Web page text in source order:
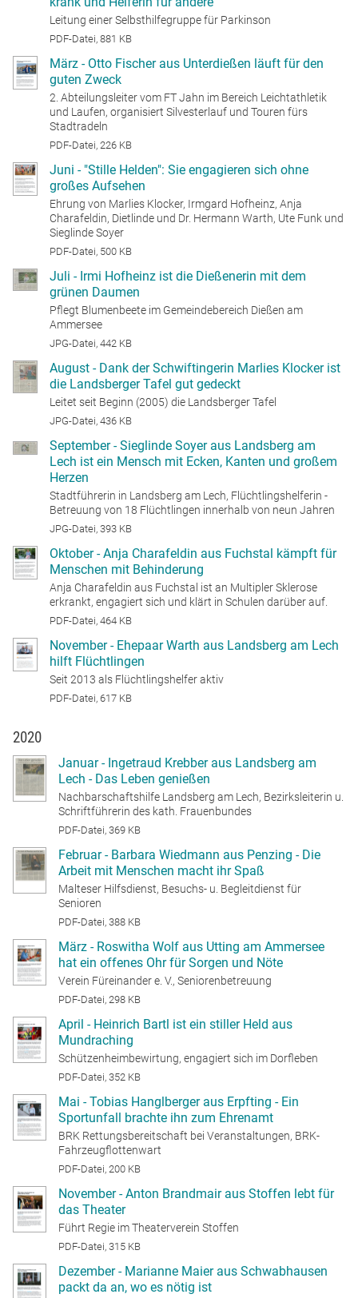
Leitung einer Selbsthilfegruppe für Parkinson
PDF-Datei, 881 KB
März - Otto Fischer aus Unterdießen läuft für den
guten Zweck
2. Abteilungsleiter vom FT Jahn im Bereich Leichtathletik
und Laufen, organisiert Silvesterlauf und Touren fürs
Stadtradeln
PDF-Datei, 226 KB
Juni - "Stille Helden": Sie engagieren sich ohne
großes Aufsehen
Ehrung von Marlies Klocker, Irmgard Hofheinz, Anja
Charafeldin, Dietlinde und Dr. Hermann Warth, Ute Funk und
Sieglinde Soyer
PDF-Datei, 500 KB
Juli - Irmi Hofheinz ist die Dießenerin mit dem
grünen Daumen
Pflegt Blumenbeete im Gemeindebereich Dießen am
Ammersee
JPG-Datei, 442 KB
August - Dank der Schwiftingerin Marlies Klocker ist
die Landsberger Tafel gut gedeckt
Leitet seit Beginn (2005) die Landsberger Tafel
JPG-Datei, 436 KB
September - Sieglinde Soyer aus Landsberg am
Lech ist ein Mensch mit Ecken, Kanten und großem
Herzen
Stadtführerin in Landsberg am Lech, Flüchtlingshelferin -
Betreuung von 18 Flüchtlingen innerhalb von neun Jahren
JPG-Datei, 393 KB
Oktober - Anja Charafeldin aus Fuchstal kämpft für
Menschen mit Behinderung
Anja Charafeldin aus Fuchstal ist an Multipler Sklerose
erkrankt, engagiert sich und klärt in Schulen darüber auf.
PDF-Datei, 464 KB
November - Ehepaar Warth aus Landsberg am Lech
hilft Flüchtlingen
Seit 2013 als Flüchtlingshelfer aktiv
PDF-Datei, 617 KB
2020
Januar - Ingetraud Krebber aus Landsberg am
Lech - Das Leben genießen
Nachbarschaftshilfe Landsberg am Lech, Bezirksleiterin u.
Schriftführerin des kath. Frauenbundes
PDF-Datei, 369 KB
Februar - Barbara Wiedmann aus Penzing - Die
Arbeit mit Menschen macht ihr Spaß
Malteser Hilfsdienst, Besuchs- u. Begleitdienst für
Senioren
PDF-Datei, 388 KB
März - Roswitha Wolf aus Utting am Ammersee
hat ein offenes Ohr für Sorgen und Nöte
Verein Füreinander e. V., Seniorenbetreuung
PDF-Datei, 298 KB
April - Heinrich Bartl ist ein stiller Held aus
Mundraching
Schützenheimbewirtung, engagiert sich im Dorfleben
PDF-Datei, 352 KB
Mai - Tobias Hanglberger aus Erpfting - Ein
Sportunfall brachte ihn zum Ehrenamt
BRK Rettungsbereitschaft bei Veranstaltungen, BRK-
Fahrzeugflottenwart
PDF-Datei, 200 KB
November - Anton Brandmair aus Stoffen lebt für
das Theater
Führt Regie im Theaterverein Stoffen
PDF-Datei, 315 KB
Dezember - Marianne Maier aus Schwabhausen
packt da an, wo es nötig ist